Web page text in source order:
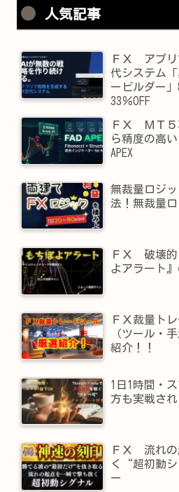
人気記事
ＦＸ アプリ
代システム
ービルダー
33％OFF
ＦＸ ＭＴ５
ら精度の高
APEX
無裁量ロジ
法！無裁量ロ
ＦＸ 破壊的
よアラート』
ＦＸ裁量ト
（ツール・
紹介！！
1日1時間・
方も実戦さ
ＦＸ 流れの
く“超初動
ー